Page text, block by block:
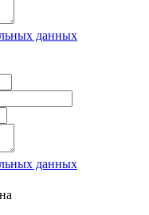
данных
данных